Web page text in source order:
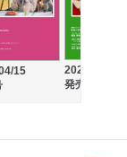
15
2026/03/15
発売号